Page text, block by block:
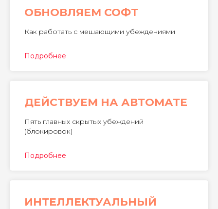
ОБНОВЛЯЕМ СОФТ
Как работать с мешающими убеждениями
Подробнее
ДЕЙСТВУЕМ НА АВТОМАТЕ
Пять главных скрытых убеждений
(блокировок)
Подробнее
​ИНТЕЛЛЕКТУАЛЬНЫЙ